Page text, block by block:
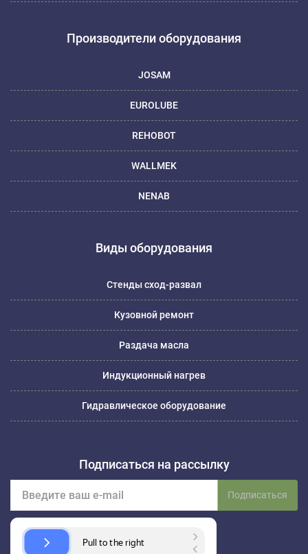
Производители оборудования
JOSAM
EUROLUBE
REHOBOT
WALLMEK
NENAB
Виды оборудования
Стенды сход-развал
Кузовной ремонт
Раздача масла
Индукционный нагрев
Гидравлическое оборудование
Подписаться на рассылку
Подписаться